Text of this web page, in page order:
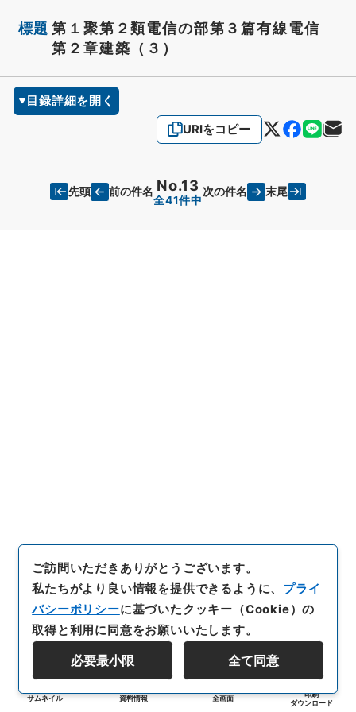
標題 第１聚第２類電信の部第３篇有線電信
第２章建築（３）
目録詳細を開く
URIをコピー
先頭 前の件名 No.13
全41件中
次の件名 末尾
サムネイル 資料情報 全画面
印刷
ダウンロード
ご訪問いただきありがとうございます。
私たちがより良い情報を提供できるように、 プライ
バシーポリシーに基づいたクッキー（Cookie）の
取得と利用に同意をお願いいたします。
必要最小限 全て同意